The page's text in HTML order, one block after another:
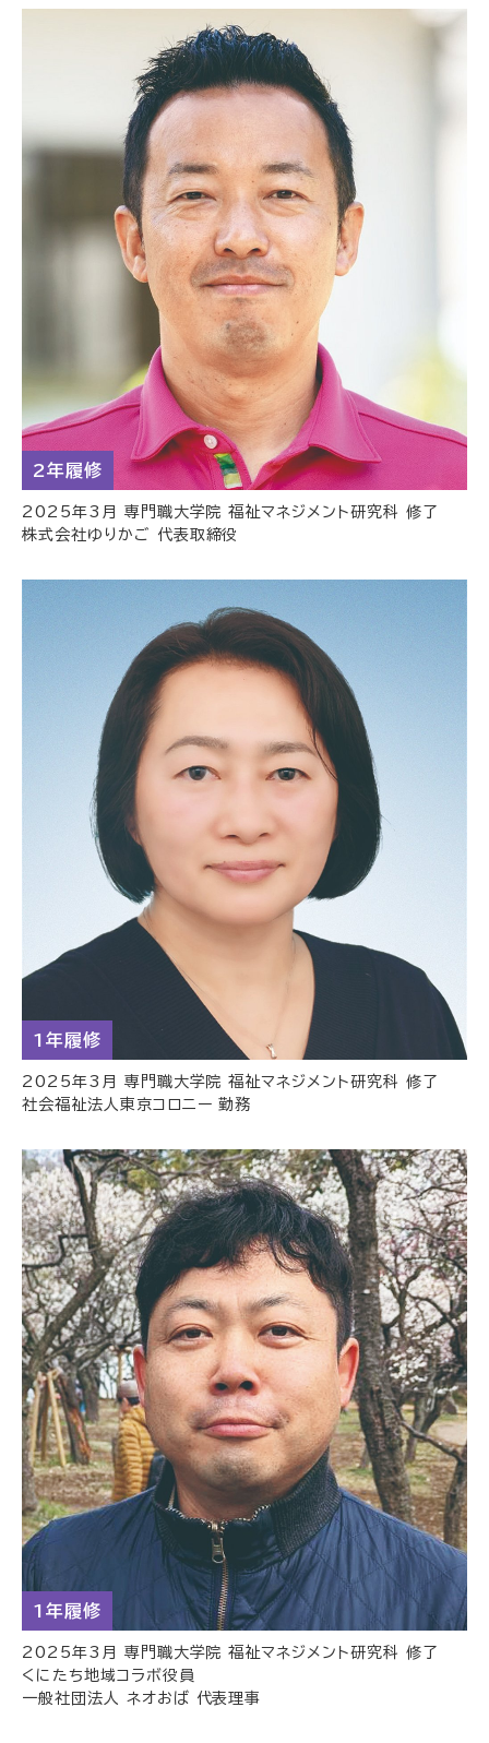
2年履修
2025年3月 専門職大学院 福祉マネジメント研究科 修了
株式会社ゆりかご 代表取締役
1年履修
2025年3月 専門職大学院 福祉マネジメント研究科 修了
社会福祉法人東京コロニー 勤務
1年履修
2025年3月 専門職大学院 福祉マネジメント研究科 修了
くにたち地域コラボ役員
一般社団法人 ネオおば 代表理事